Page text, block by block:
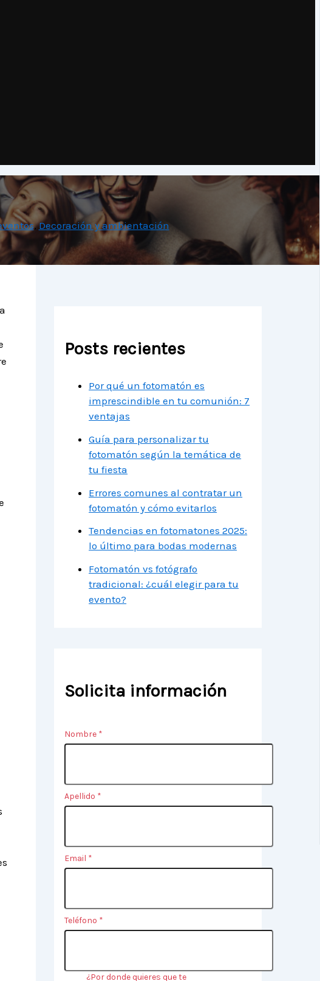
,Decoración y ambientación
Posts recientes
Por qué un fotomatón es
imprescindible en tu comunión: 7
ventajas
Guía para personalizar tu
fotomatón según la temática de
tu fiesta
Errores comunes al contratar un
fotomatón y cómo evitarlos
Tendencias en fotomatones 2025:
lo último para bodas modernas
Fotomatón vs fotógrafo
tradicional: ¿cuál elegir para tu
evento?
Solicita información
Nombre *
Apellido *
Email *
Teléfono *
¿Por donde quieres que te